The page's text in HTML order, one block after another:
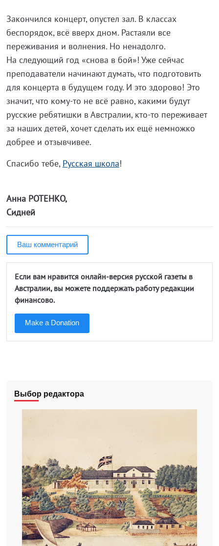
Закончился концерт, опустел зал. В классах
беспорядок, всё вверх дном. Растаяли все
переживания и волнения. Но ненадолго.
На следующий год «снова в бой»! Уже сейчас
преподаватели начинают думать, что подготовить
для концерта в будущем году. И это здорово! Это
значит, что кому-то не всё равно, какими будут
русские ребятишки в Австралии, кто-то переживает
за наших детей, хочет сделать их ещё немножко
добрее и отзывчивее.
Спасибо тебе, Русская школа!
Анна РОТЕНКО,
Сидней
Ваш комментарий
Если вам нравится онлайн-версия русской газеты в
Австралии, вы можете поддержать работу редакции
финансово.
Make a Donation
Выбор редактора